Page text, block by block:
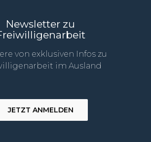
Newsletter zu
von exklusiven Infos zu
im Ausland
JETZT ANMELDEN